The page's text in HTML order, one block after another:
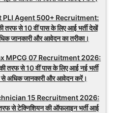
PLI Agent 500+ Recruitment:
तरफ से 10 वीं पास के लिए आई भर्ती देखें
जानकारी और आवेदन का तरीका।
MPCG 07 Recruitment 2026:
तरफ से 10 वीं पास के लिए आई नई भर्ती
अधिक जानकारी और आवेदन करें।
15 Recruitment 2026:
से टेक्निशियन की ऑफलाइन भर्ती आई